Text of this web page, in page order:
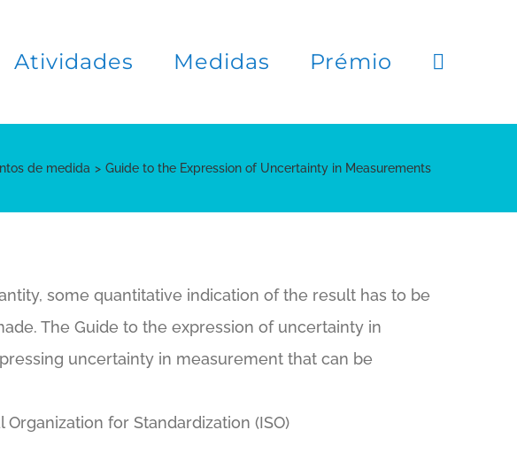
Atividades Medidas Prémio
de medida Guide to the Expression of Uncertainty in Measurements
some quantitative indication of the result has to be
The Guide to the expression of uncertainty in
uncertainty in measurement that can be
for Standardization (ISO)